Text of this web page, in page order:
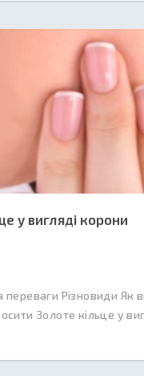
у вигляді корони
переваги Різновиди Як
Золоте кільце у